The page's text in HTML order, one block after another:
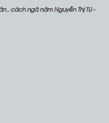
, cách ngã năm Nguyễn Thị Tú -